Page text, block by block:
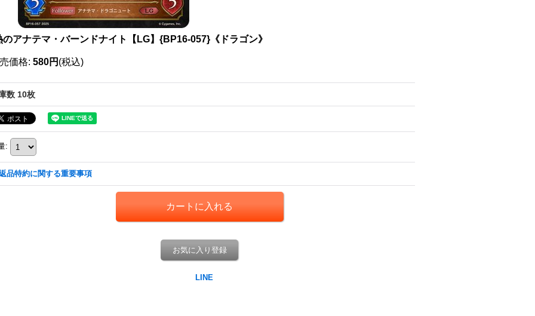
のアナテマ・バーンドナイト【LG】{BP16-057}《ドラゴン》
価格: 580円 (税込)
数 10枚
:
品特約に関する重要事項
お気に入り登録